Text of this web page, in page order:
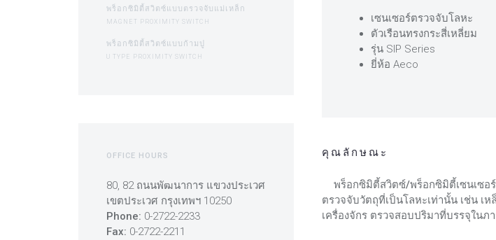
เซนเซอร์ตรวจจับโลหะ
ตัวเรือนทรงกระสี่เหลี่ยม
รุ่น SIP Series
ยี่ห้อ Aeco
คุณลักษณะ
พร็อกซิมิตี้สวิตซ์/พร็อกซิมิตี้เซนเซอร์
ตรวจจับวัตถุที่เป็นโลหะเท่านั้น เช่น เ
เครื่องจักร ตรวจสอบปริมาที่บรรจุในภ
พร็อกซิมิตี้สวิตซ์แบบตรวจจับแม่เหล็ก
MAGNET PROXIMITY SWITCH
พร็อกซิมิตี้สวิตซ์แบบก้ามปู
U TYPE PROXIMITY SWITCH
OFFICE HOURS
80, 82 ถนนพัฒนาการ แขวงประเวศ
เขตประเวศ กรุงเทพฯ 10250
Phone: 0-2722-2233
Fax: 0-2722-2211